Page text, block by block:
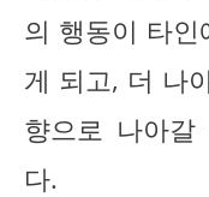
의 행동이 타
게 되고, 더 나
향으로 나아
다.